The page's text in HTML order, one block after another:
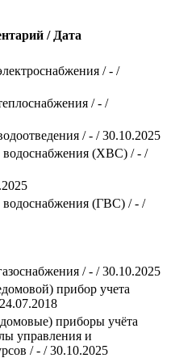
/ Дата
/ - /
/ - /
/ - / 30.10.2025
водоснабжения (ХВС) / - /
водоснабжения (ГВС) / - /
/ - / 30.10.2025
прибор учета
приборы учёта
управления и
/ - / 30.10.2025